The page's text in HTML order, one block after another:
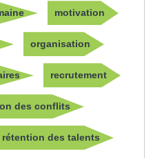
motivation
organisation
recrutement
des conflits
rétention des talents